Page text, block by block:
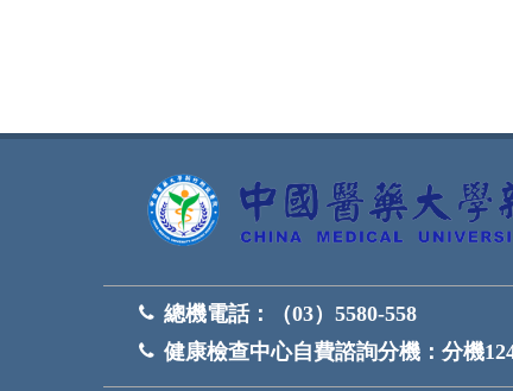
總機電話：
（03）5580-558
健康檢查中心自費諮詢分機： 分機